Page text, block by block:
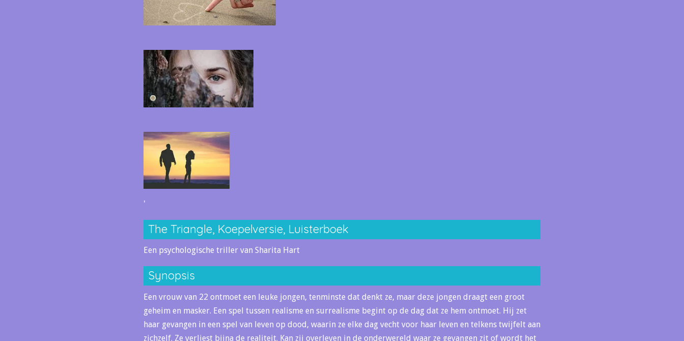
'
The Triangle, Koepelversie, Luisterboek
Een psychologische triller van Sharita Hart
Synopsis
Een vrouw van 22 ontmoet een leuke jongen, tenminste dat denkt ze, maar deze jongen draagt een groot
geheim en masker. Een spel tussen realisme en surrealisme begint op de dag dat ze hem ontmoet. Hij zet
haar gevangen in een spel van leven op dood, waarin ze elke dag vecht voor haar leven en telkens twijfelt aan
zichzelf. Ze verliest bijna de realiteit. Kan zij overleven in de onderwereld waar ze gevangen zit of wordt het